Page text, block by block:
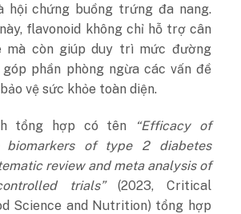
hội chứng buồng trứng đa nang.
flavonoid không chỉ hỗ trợ cân
mà còn giúp duy trì mức đường
góp phần phòng ngừa các vấn đề
vệ sức khỏe toàn diện.
tổng hợp có tên
“Efficacy of
biomarkers of type 2 diabetes
review and meta analysis of
trials”(2023, Critical
Science and Nutrition) tổng hợp